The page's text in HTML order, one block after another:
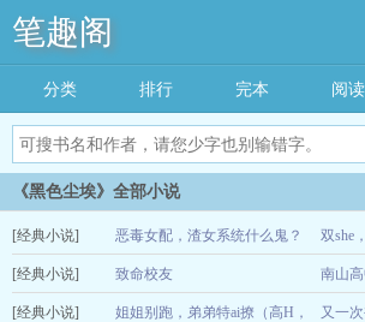
笔趣阁
分类 排行 完本 阅
《黑色尘埃》全部小说
[经典小说] 恶毒女配，渣女系统什么鬼？
（NPH）
双she
[经典小说] 致命校友 南山高
[经典小说] 姐姐别跑，弟弟特ai撩（高H， 又一次